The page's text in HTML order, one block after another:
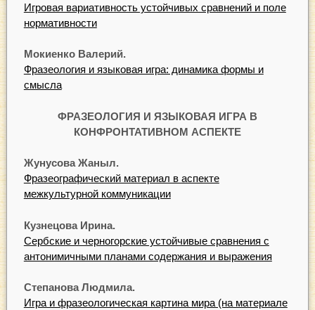
Игровая вариативность устойчивых сравнений и поле
нормативности
Мокиенко Валерий.
Фразеология и языковая игра: динамика формы и
смысла
ФРАЗЕОЛОГИЯ И ЯЗЫКОВАЯ ИГРА В
КОНФРОНТАТИВНОМ АСПЕКТЕ
Жунусова Жаныл.
Фразеографический материал в аспекте
межкультурной коммуникации
Кузнецова Ирина.
Сербские и черногорские устойчивые сравнения с
антонимичными планами содержания и выражения
Степанова Людмила.
Игра и фразеологическая картина мира (на материале